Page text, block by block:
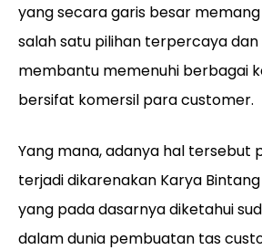
yang secara garis besar
salah satu pilihan terpercaya
membantu memenuhi berbagai
bersifat komersil para customer.
Yang mana, adanya hal tersebut
terjadi dikarenakan Karya
yang pada dasarnya diketahui
dalam dunia pembuatan tas